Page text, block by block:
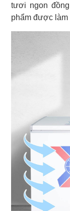
tươi ngon
phẩm được làm